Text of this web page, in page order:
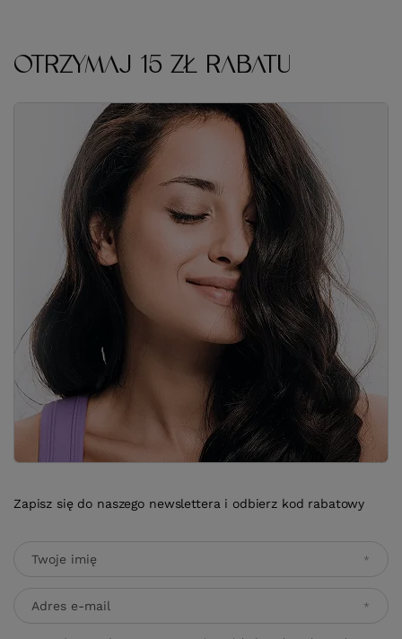
OTRZYMAJ 15 ZŁ RABATU
Zapisz się do naszego newslettera i odbierz kod rabatowy
Twoje imię
Adres e-mail